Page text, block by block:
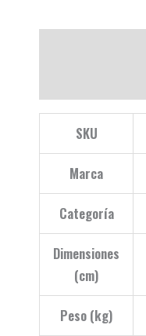
SKU
Marca
Categoría
Dimensiones
(cm)
Peso (kg)